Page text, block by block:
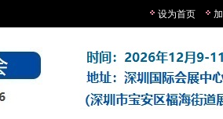
设为首页